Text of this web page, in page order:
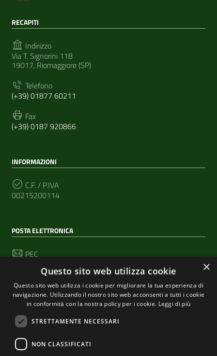
RECAPITI
Indirizzo
Via T. Signorini 118
19017, Riomaggiore (SP)
Telefono
(+39) 01877 60211
Fax
(+39) 0187 920866
INFORMAZIONI
C.F. / P.IVA
00215200114
POSTA ELETTRONICA
PEC
Email
urp@comune.riomaggiore.sp.it
SEGUICI SU
×
Questo sito web utilizza cookie
Questo sito web utilizza i cookie per migliorare la tua esperienza di
navigazione. Utilizzando il nostro sito web acconsenti a tutti i cookie
in conformità con la nostra policy per i cookie. Leggi di più
STRETTAMENTE NECESSARI
NON CLASSIFICATI